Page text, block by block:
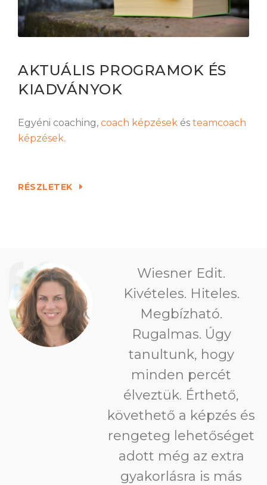
AKTUÁLIS PROGRAMOK ÉS
KIADVÁNYOK
Egyéni coaching, coach képzések és teamcoach
képzések.
RÉSZLETEK
Wiesner Edit.
Kivételes. Hiteles.
Megbízható.
Rugalmas. Úgy
tanultunk, hogy
minden percét
élveztük. Érthető,
követhető a képzés és
rengeteg lehetőséget
adott még az extra
gyakorlásra is más